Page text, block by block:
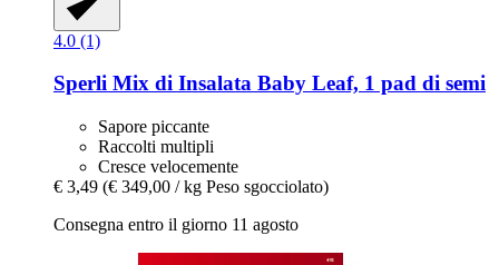
4.0 (1)
Sperli Mix di Insalata Baby Leaf, 1 pad di semi
Sapore piccante
Raccolti multipli
Cresce velocemente
€ 3,49 (€ 349,00 / kg Peso sgocciolato)
Consegna entro il giorno 11 agosto